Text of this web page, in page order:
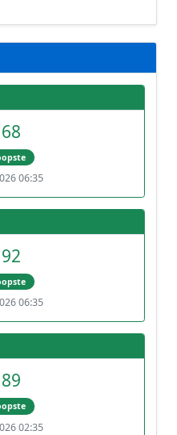
06:35
06:35
02:35